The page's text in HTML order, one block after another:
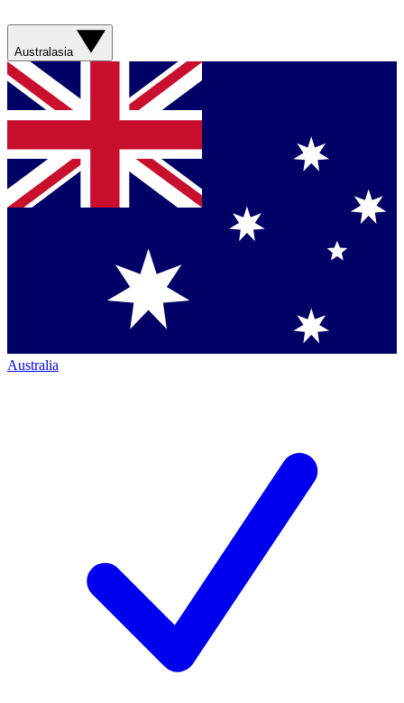
Australasia
Australia